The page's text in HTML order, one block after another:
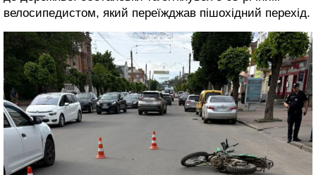
велосипедистом, який переїжджав пішохідний перехід.